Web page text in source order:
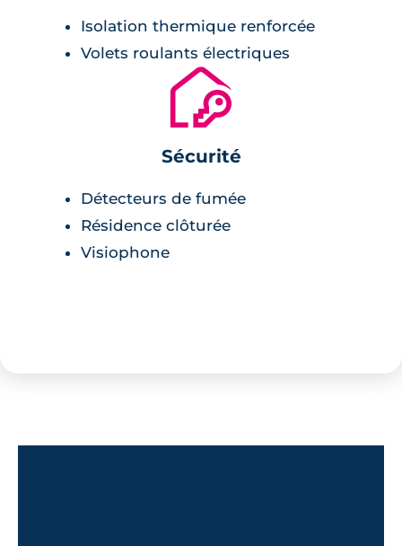
Isolation thermique renforcée
Volets roulants électriques
🔐
Sécurité
Détecteurs de fumée
Résidence clôturée
Visiophone